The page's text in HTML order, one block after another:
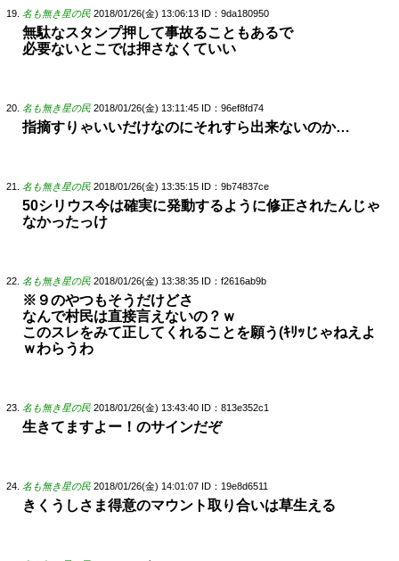
名も無き星の民 2018/01/26(金) 13:06:13 ID：9da180950
無駄なスタンプ押して事故ることもあるで
必要ないとこでは押さなくていい
名も無き星の民 2018/01/26(金) 13:11:45 ID：96ef8fd74
指摘すりゃいいだけなのにそれすら出来ないのか…
名も無き星の民 2018/01/26(金) 13:35:15 ID：9b74837ce
50シリウス今は確実に発動するように修正されたんじゃ
なかったっけ
名も無き星の民 2018/01/26(金) 13:38:35 ID：f2616ab9b
※９のやつもそうだけどさ
なんで村民は直接言えないの？ｗ
このスレをみて正してくれることを願う(ｷﾘｯじゃねえよ
ｗわらうわ
名も無き星の民 2018/01/26(金) 13:43:40 ID：813e352c1
生きてますよー！のサインだぞ
名も無き星の民 2018/01/26(金) 14:01:07 ID：19e8d6511
きくうしさま得意のマウント取り合いは草生える